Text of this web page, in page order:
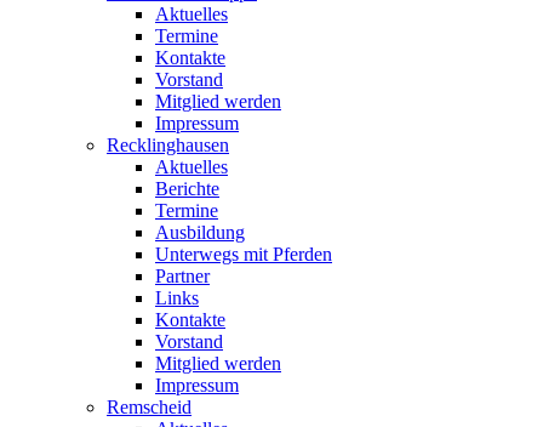
Aktuelles
Termine
Kontakte
Vorstand
Mitglied werden
Impressum
Recklinghausen
Aktuelles
Berichte
Termine
Ausbildung
Unterwegs mit Pferden
Partner
Links
Kontakte
Vorstand
Mitglied werden
Impressum
Remscheid